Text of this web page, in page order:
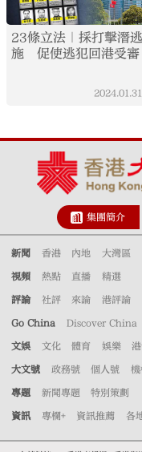
23條立法｜採打擊潛
施 促使逃犯回港受審
2024.01.31
集團簡介
新聞 香港 內地 大灣區
視頻 熱點 直播 精選
評論 社評 來論 港評論
Go China Discover China
文娛 文化 體育 娛樂
大文號 政務號 個人號 機
專題 新聞專題 特別策劃
資訊 專欄+ 資訊推薦 各